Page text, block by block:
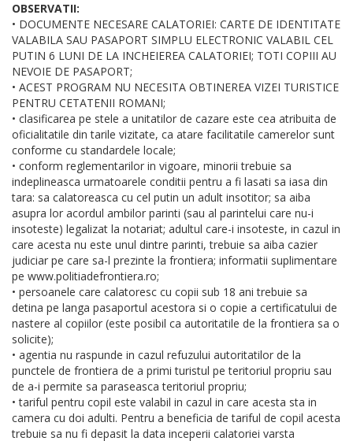
OBSERVATII:
• DOCUMENTE NECESARE CALATORIEI: CARTE DE IDENTITATE
VALABILA SAU PASAPORT SIMPLU ELECTRONIC VALABIL CEL
PUTIN 6 LUNI DE LA INCHEIEREA CALATORIEI; TOTI COPIII AU
NEVOIE DE PASAPORT;
• ACEST PROGRAM NU NECESITA OBTINEREA VIZEI TURISTICE
PENTRU CETATENII ROMANI;
• clasificarea pe stele a unitatilor de cazare este cea atribuita de
oficialitatile din tarile vizitate, ca atare facilitatile camerelor sunt
conforme cu standardele locale;
• conform reglementarilor in vigoare, minorii trebuie sa
indeplineasca urmatoarele conditii pentru a fi lasati sa iasa din
tara: sa calatoreasca cu cel putin un adult insotitor; sa aiba
asupra lor acordul ambilor parinti (sau al parintelui care nu-i
insoteste) legalizat la notariat; adultul care-i insoteste, in cazul in
care acesta nu este unul dintre parinti, trebuie sa aiba cazier
judiciar pe care sa-l prezinte la frontiera; informatii suplimentare
pe www.politiadefrontiera.ro;
• persoanele care calatoresc cu copii sub 18 ani trebuie sa
detina pe langa pasaportul acestora si o copie a certificatului de
nastere al copiilor (este posibil ca autoritatile de la frontiera sa o
solicite);
• agentia nu raspunde in cazul refuzului autoritatilor de la
punctele de frontiera de a primi turistul pe teritoriul propriu sau
de a-i permite sa paraseasca teritoriul propriu;
• tariful pentru copil este valabil in cazul in care acesta sta in
camera cu doi adulti. Pentru a beneficia de tariful de copil acesta
trebuie sa nu fi depasit la data inceperii calatoriei varsta